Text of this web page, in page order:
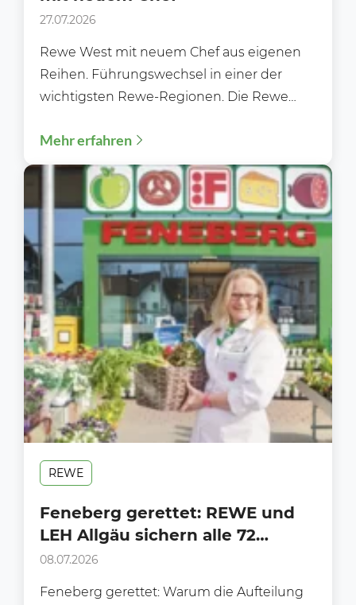
27.07.2026
Rewe West mit neuem Chef aus eigenen
Reihen. Führungswechsel in einer der
wichtigsten Rewe-Regionen. Die Rewe
Mehr erfahren
REWE
Feneberg gerettet: REWE und
LEH Allgäu sichern alle 72
Märkte und die Zukunft der
08.07.2026
Feneberg gerettet: Warum die Aufteilung